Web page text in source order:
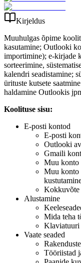
Kirjeldus
Muuhulgas õpime
kasutamine; Outlooki
importimine); e-kirjade
sorteerimine,
kalendri seadistamine;
ürituste kutsete
haldamine Outlookis
Koolituse sisu:
E-posti kontod
E-posti
Outlooki
Gmaili
Muu konto
Muu konto
Kokkuvõte
Alustamine
Mida teha
Klaviatuuri
Vaate seaded
Tööriistad